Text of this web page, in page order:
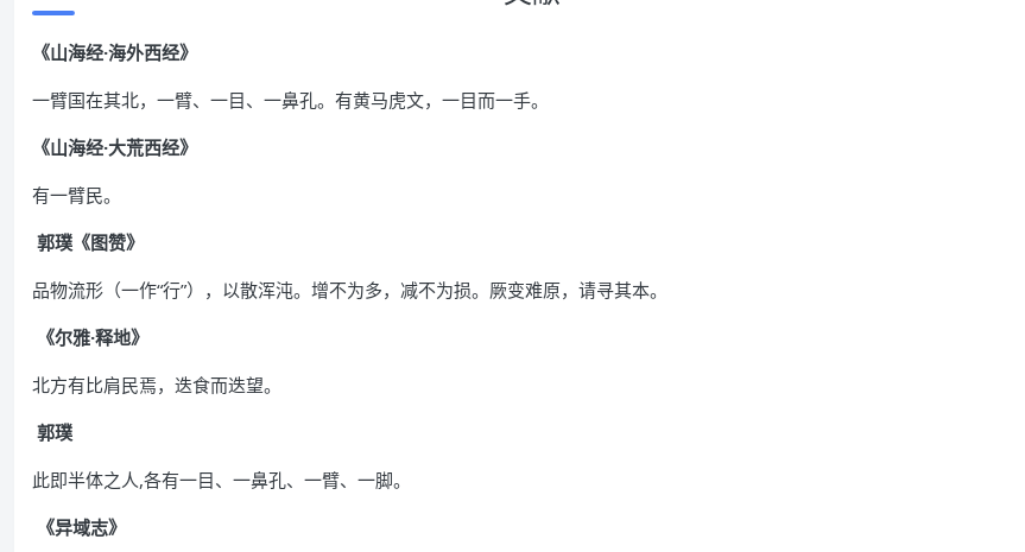
《山海经·海外西经》
一臂国在其北，一臂、一目、一鼻孔。有黄马虎文，一目而一手。
《山海经·大荒西经》
有一臂民。
郭璞《图赞》
品物流形（一作“行”），以散浑沌。增不为多，减不为损。厥变难原，请寻其本。
《尔雅·释地》
北方有比肩民焉，迭食而迭望。
郭璞
此即半体之人,各有一目、一鼻孔、一臂、一脚。
《异域志》